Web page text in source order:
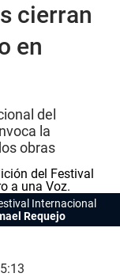
cierran
en
del
la
obras
Internacional
Requejo